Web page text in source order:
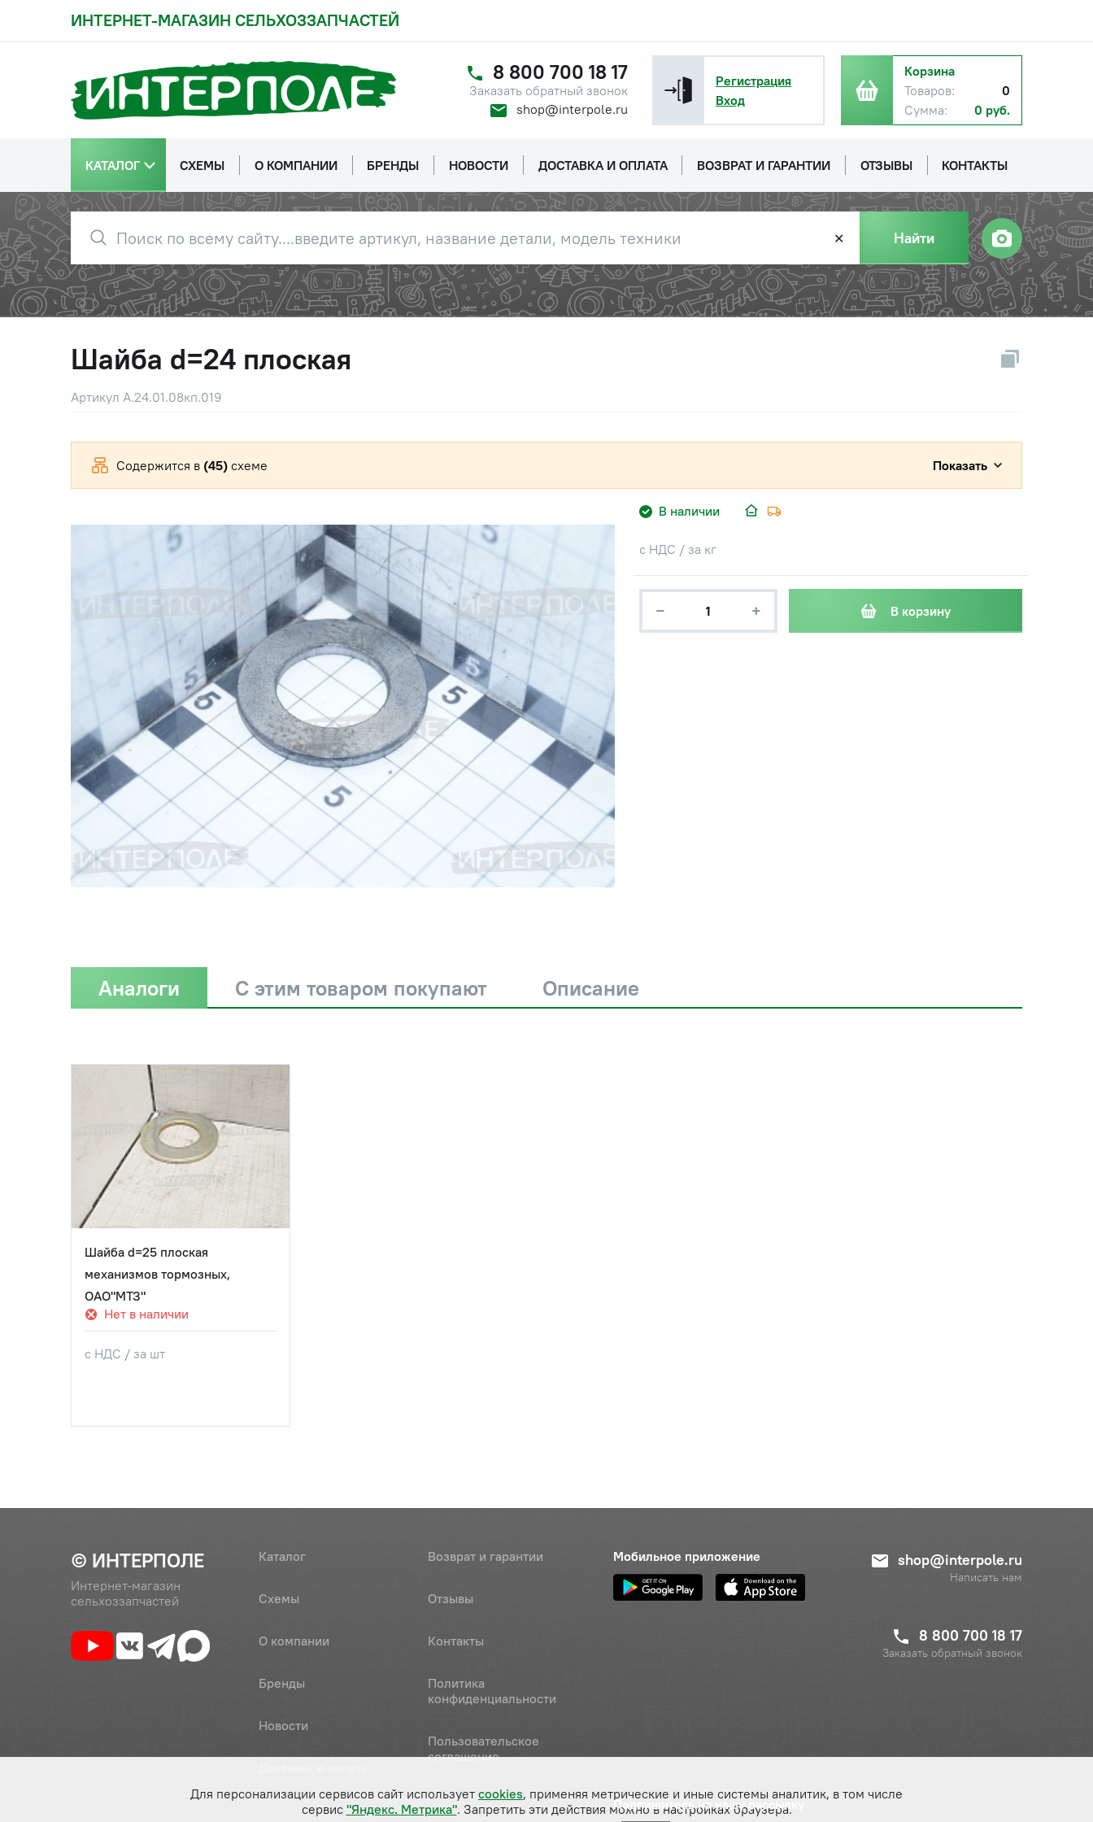
ИНТЕРНЕТ-МАГАЗИН СЕЛЬХОЗЗАПЧАСТЕЙ
8 800 700 18 17
Заказать обратный звонок
shop@interpole.ru
Регистрация
Вход
Корзина
Товаров:
0
Сумма:
0 руб.
КАТАЛОГ СХЕМЫ О КОМПАНИИ БРЕНДЫ НОВОСТИ ДОСТАВКА И ОПЛАТА ВОЗВРАТ И ГАРАНТИИ ОТЗЫВЫ КОНТАКТЫ
✕ Найти
Шайба d=24 плоская
Артикул А.24.01.08кп.019
В наличии
с НДС / за кг
− + В корзину
Содержится в (45) схеме Показать
Аналоги С этим товаром покупают Описание
Шайба d=25 плоская
механизмов тормозных,
ОАО"МТЗ"
Нет в наличии
с НДС / за шт
© ИНТЕРПОЛЕ
Интернет-магазин
сельхоззапчастей
Каталог
Схемы
О компании
Бренды
Новости
Возврат и гарантии
Отзывы
Контакты
Политика
конфиденциальности
Пользовательское
соглашение
Мобильное приложение shop@interpole.ru
Написать нам
8 800 700 18 17
Заказать обратный звонок
Подпишитесь на нашу рассылку
Для персонализации сервисов сайт использует cookies, применяя метрические и иные системы аналитик, в том числе
сервис "Яндекс. Метрика". Запретить эти действия можно в настройках браузера.